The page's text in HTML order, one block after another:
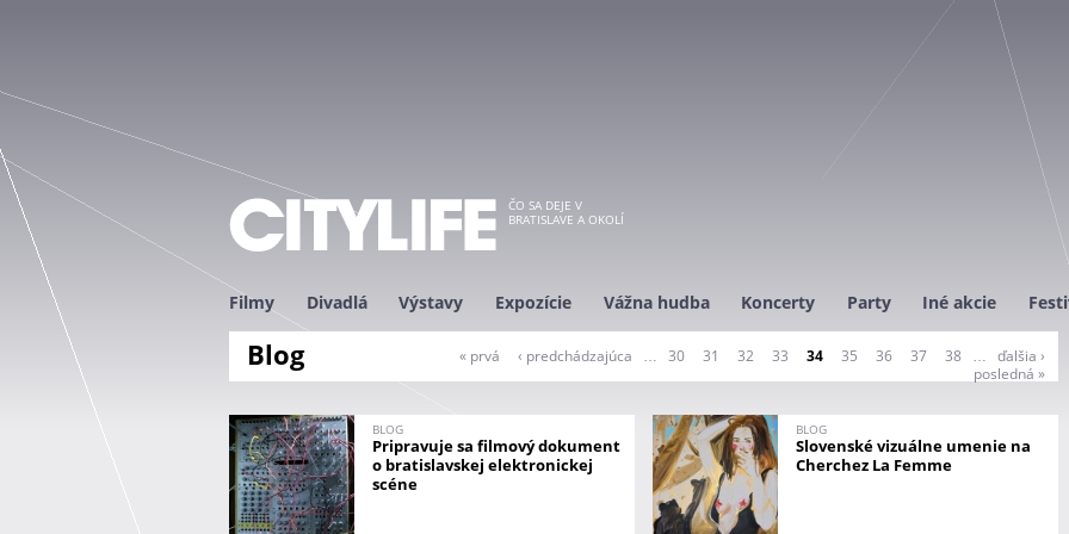
ČO SA DEJE V
BRATISLAVE A OKOLÍ
Filmy Divadlá Výstavy Expozície Vážna hudba Koncerty Party Iné akcie
Blog
t
á
n
k
y
« prvá ‹ predchádzajúca … 30 31 32 33 34 35 36 37 38 … ďalšia ›
posledná »
BLOG
Pripravuje sa filmový dokument
o bratislavskej elektronickej
scéne
BLOG
Slovenské vizuálne umenie na
Cherchez La Femme